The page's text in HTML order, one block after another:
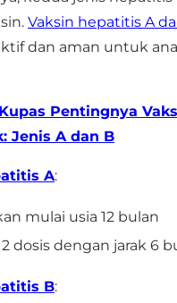
. Vaksin hepatitis A
dan aman untuk
Kupas Pentingnya
Jenis A dan B
A:
mulai usia 12 bulan
dosis dengan jarak 6
B: